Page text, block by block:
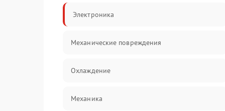
Электроника
Механические повреждения
Охлаждение
Механика